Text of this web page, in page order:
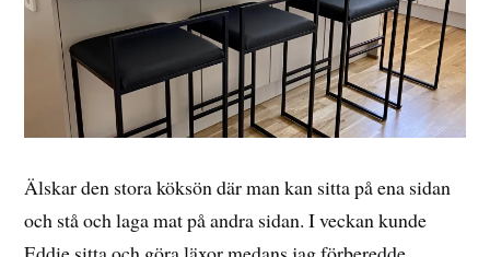
Älskar den stora köksön där man kan sitta på ena sidan
och stå och laga mat på andra sidan. I veckan kunde